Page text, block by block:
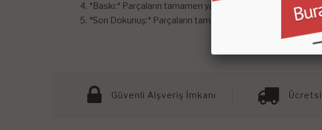
4. *Baskı:* Parçaların tamamen yapışmasını sağlamak için
5. *Son Dokunuş:* Parçaların tamamen oturması için birkaç
Güvenli Alşveriş İmkanı